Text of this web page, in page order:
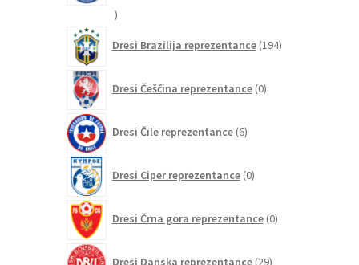
15
Dresi Brazilija reprezentance 194izdelkov
Dresi Češčina reprezentance 0izdelkov
Dresi Čile reprezentance 6izdelkov
Dresi Ciper reprezentance 0izdelkov
Dresi Črna gora reprezentance 0izdelkov
Dresi Danska reprezentance 29